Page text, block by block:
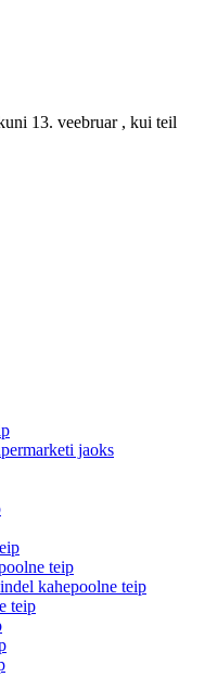
13. veebruar , kui teil
jaoks
teip
kahepoolne teip
teip